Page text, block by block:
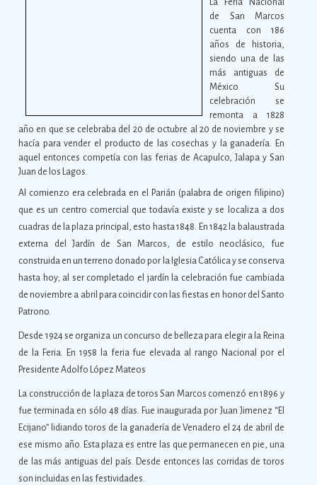
La Feria Nacional
de San Marcos
cuenta con 186
años de historia,
siendo una de las
más antiguas de
México. Su
celebración se
remonta a 1828
año en que se celebraba del 20 de octubre al 20 de noviembre y se
hacía para vender el producto de las cosechas y la ganadería. En
aquel entonces competía con las ferias de Acapulco, Jalapay San
Juan de los Lagos.
Al comienzo era celebrada en el Parián (palabra de origen filipino)
que es un centro comercial que todavía existe y se localiza a dos
cuadras de la plaza principal, esto hasta 1848. En 1842 la balaustrada
externa del Jardín de San Marcos, de estilo neoclásico, fue
construida en un terreno donado por la Iglesia Católica y se conserva
hasta hoy; al ser completado el jardín la celebración fue cambiada
de noviembre a abril para coincidir con las fiestas en honor del Santo
Patrono.
Desde 1924 se organiza un concurso de belleza para elegir a la Reina
de la Feria. En 1958 la feria fue elevada al rango Nacional por el
Presidente Adolfo López Mateos
La construcción de la plaza de toros San Marcos comenzó en 1896 y
fue terminada en sólo 48 días. Fue inaugurada por Juan Jimenez “El
Ecijano” lidiando toros de la ganadería de Venadero el 24 de abril de
ese mismo año. Esta plaza es entre las que permanecen en pie, una
de las más antiguas del país. Desde entonces las corridas de toros
son incluidas en las festividades.